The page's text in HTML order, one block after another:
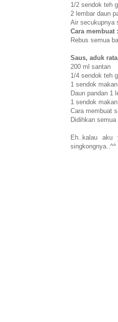
1/2 sendok teh
2 lembar daun
Air secukupnya
Cara membuat :
Rebus semua
Saus, aduk
200 ml santan
1/4 sendok teh
1 sendok
Daun pandan 1
1 sendok
Cara membuat
Didihkan
Eh..kalau aku
singkongnya..^^